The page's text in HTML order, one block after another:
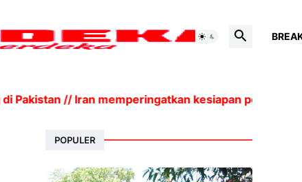
// Iran memperingatkan kesiapan perang dan
POPULER